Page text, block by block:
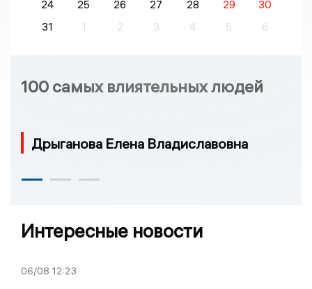
24 25 26 27 28 29
30
31
1 2 3 4 5 6
100 самых влиятельных людей
Дрыганова Елена Владиславовна
Интересные новости
06/08 12:23